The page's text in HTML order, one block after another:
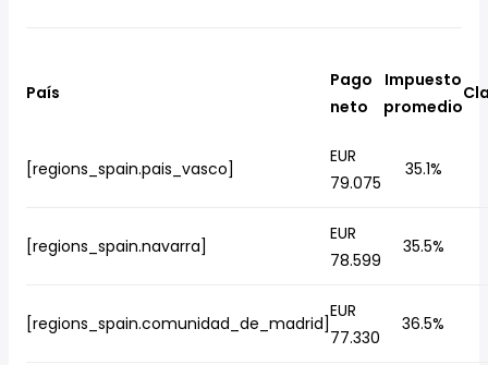
País
Pago
neto
Impuesto
promedio
[regions_spain.pais_vasco]
EUR
79.075
35.1%
[regions_spain.navarra]
EUR
78.599
35.5%
[regions_spain.comunidad_de_madrid]
EUR
77.330
36.5%